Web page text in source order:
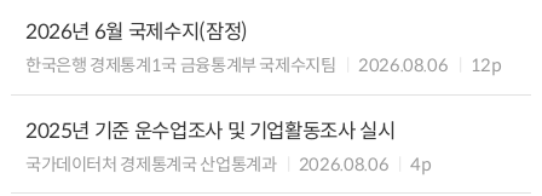
2026년 6월 국제수지(잠정)
한국은행 경제통계1국 금융통계부 국제수지팀 2026.08.06 12p
2025년 기준 운수업조사 및 기업활동조사 실시
국가데이터처 경제통계국 산업통계과 2026.08.06 4p